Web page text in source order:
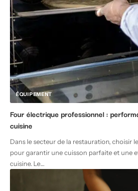
ÉQUIPEMENT
Four électrique professionnel :
cuisine
Dans le secteur de la restauration, choisir
pour garantir une cuisson parfaite et une
cuisine. Le…